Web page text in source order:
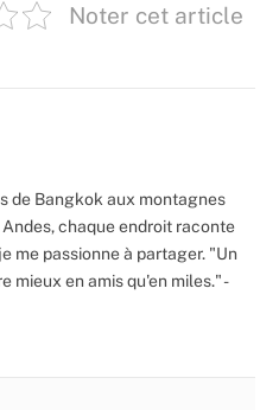
Noter cet article
de Bangkok aux montagnes
chaque endroit raconte
me passionne à partager. "Un
mieux en amis qu'en miles." -